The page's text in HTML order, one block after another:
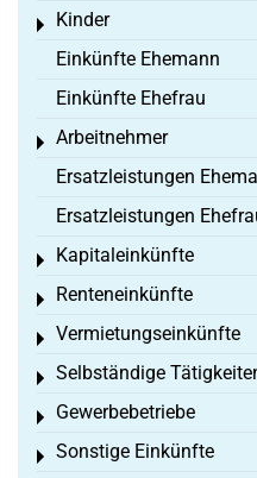
Kinder
Toggle menu
Einkünfte Ehemann
Einkünfte Ehefrau
Arbeitnehmer
Toggle menu
Ersatzleistungen
Ersatzleistungen
Kapitaleinkünfte
Toggle menu
Renteneinkünfte
Toggle menu
Vermietungseinkünfte
Toggle menu
Selbständige
Toggle menu
Gewerbebetriebe
Toggle menu
Sonstige Einkünfte
Toggle menu